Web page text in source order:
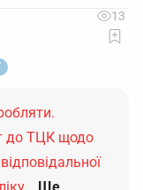
13
до ТЦК щодо